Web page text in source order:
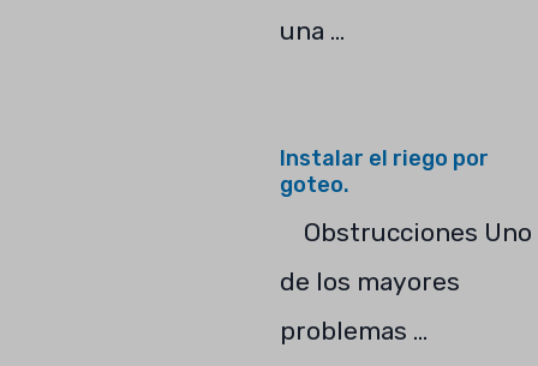
una …
Instalar el riego por
goteo.
Obstrucciones Uno
de los mayores
problemas …